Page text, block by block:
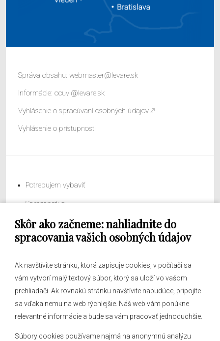
Skôr ako začneme: nahliadnite do
spracovania vašich osobných údajov
Ak navštívite stránku, ktorá zapisuje cookies, v počítači sa
vám vytvorí malý textový súbor, ktorý sa uloží vo vašom
prehliadači. Ak rovnakú stránku navštívite nabudúce, pripojíte
sa vďaka nemu na web rýchlejšie. Náš web vám ponúkne
relevantné informácie a bude sa vám pracovať jednoduchšie.
Súbory cookies používame najmä na anonymnú analýzu
Správa obsahu: webmaster@levare.sk
Informácie: ocuvl@levare.sk
Vyhlásenie o spracúvaní osobných údajov
Vyhlásenie o prístupnosti
Potrebujem vybaviť
Samospráva
Obecný úrad
O obci
Hlásenia obecného rozhlasu